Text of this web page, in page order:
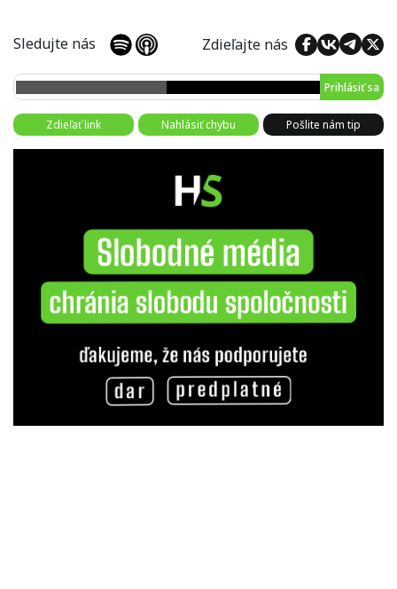
Sledujte nás Zdieľajte nás
Prihlásiť sa
Zdieľať link Nahlásiť chybu Pošlite nám tip